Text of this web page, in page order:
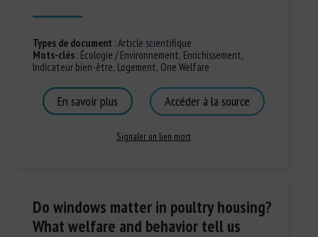
Types de document :Article scientifique
Mots-clés: Écologie / Environnement, Enrichissement,
Indicateur bien-être, Logement, One Welfare
En savoir plus Accéder à la source
Signaler un lien mort
Do windows matter in poultry housing?
What welfare and behavior tell us